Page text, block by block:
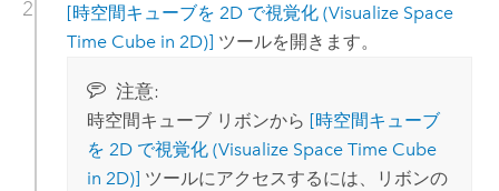
[時空間キューブを 2D で視覚化 (Visualize Space
Time Cube in 2D)] ツールを開きます。
注意:
時空間キューブ リボンから [時空間キューブ
を 2D で視覚化 (Visualize Space Time Cube
in 2D)] ツールにアクセスするには、リボンの